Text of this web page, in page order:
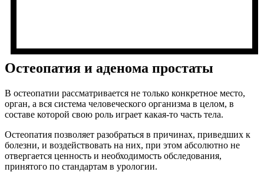
Остеопатия и аденома простаты
В остеопатии рассматривается не только конкретное место,
орган, а вся система человеческого организма в целом, в
составе которой свою роль играет какая-то часть тела.
Остеопатия позволяет разобраться в причинах, приведших к
болезни, и воздействовать на них, при этом абсолютно не
отвергается ценность и необходимость обследования,
принятого по стандартам в урологии.